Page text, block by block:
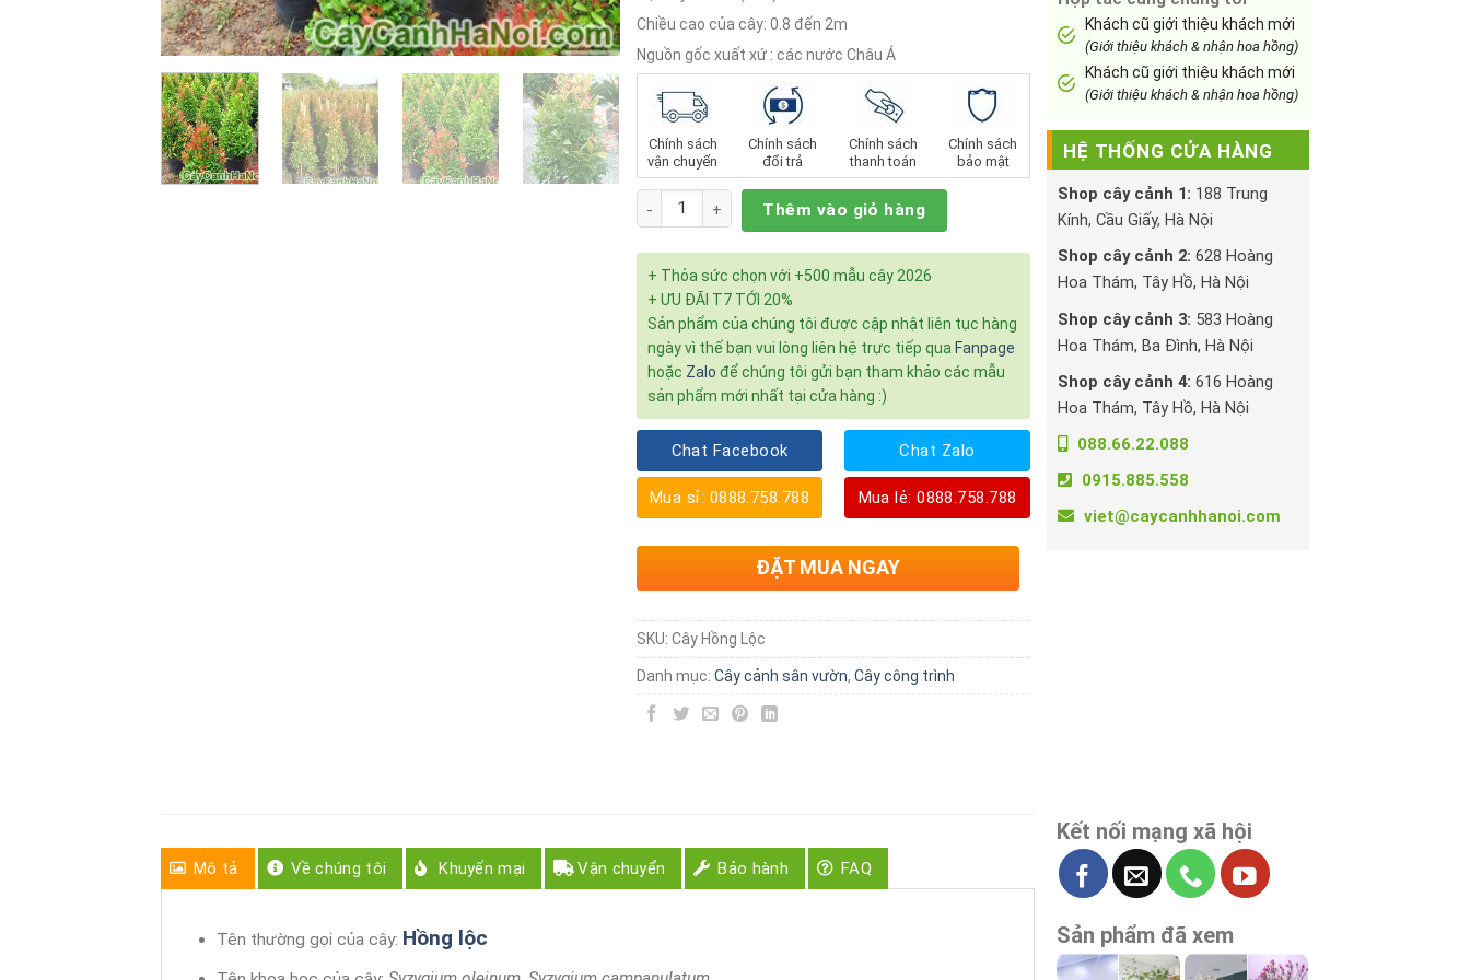
Chiều cao của cây: 0.8 đến 2m
Nguồn gốc xuất xứ : các nước Châu Á
Chính sách
vận chuyển
Chính sách
đổi trả
Chính sách
thanh toán
Chính sách
bảo mật
Số lượng Thêm vào giỏ hàng
+ Thỏa sức chọn với +500 mẫu cây 2026
+ ƯU ĐÃI T7 TỚI 20%
Sản phẩm của chúng tôi được cập nhật liên tục hàng
ngày vì thế bạn vui lòng liên hệ trực tiếp qua Fanpage
hoặc Zalo để chúng tôi gửi bạn tham khảo các mẫu
sản phẩm mới nhất tại cửa hàng :)
Chat Facebook
Mua sỉ: 0888.758.788
Chat Zalo
Mua lẻ: 0888.758.788
ĐẶT MUA NGAY
SKU: Cây Hồng Lộc
Danh mục: Cây cảnh sân vườn, Cây công trình
Khách cũ giới thiệu khách mới
(Giới thiệu khách & nhận hoa hồng)
Khách cũ giới thiệu khách mới
(Giới thiệu khách & nhận hoa hồng)
HỆ THỐNG CỬA HÀNG
Shop cây cảnh 1: 188 Trung
Kính, Cầu Giấy, Hà Nội
Shop cây cảnh 2: 628 Hoàng
Hoa Thám, Tây Hồ, Hà Nội
Shop cây cảnh 3: 583 Hoàng
Hoa Thám, Ba Đình, Hà Nội
Shop cây cảnh 4: 616 Hoàng
Hoa Thám, Tây Hồ, Hà Nội
088.66.22.088
0915.885.558
viet@caycanhhanoi.com
Mô tả Về chúng tôi Khuyến mại Vận chuyển Bảo hành FAQ
Tên thường gọi của cây: Hồng lộc
Kết nối mạng xã hội
Sản phẩm đã xem